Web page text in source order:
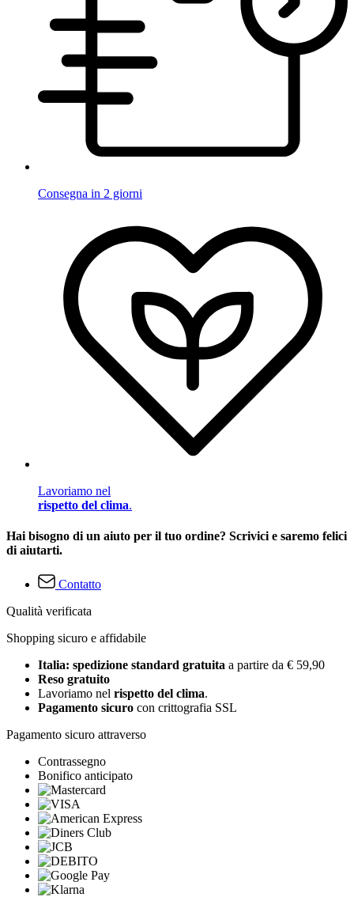
Consegna in 2 giorni
Lavoriamo nel
rispetto del clima.
Hai bisogno di un aiuto per il tuo ordine? Scrivici e saremo felici
di aiutarti.
Contatto
Qualità verificata
Shopping sicuro e affidabile
Italia: spedizione standard gratuita a partire da € 59,90
Reso gratuito
Lavoriamo nel rispetto del clima.
Pagamento sicuro con crittografia SSL
Pagamento sicuro attraverso
Contrassegno
Bonifico anticipato